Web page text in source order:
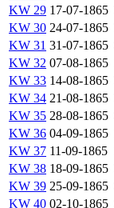
KW 29 17-07-1865
KW 30 24-07-1865
KW 31 31-07-1865
KW 32 07-08-1865
KW 33 14-08-1865
KW 34 21-08-1865
KW 35 28-08-1865
KW 36 04-09-1865
KW 37 11-09-1865
KW 38 18-09-1865
KW 39 25-09-1865
KW 40 02-10-1865